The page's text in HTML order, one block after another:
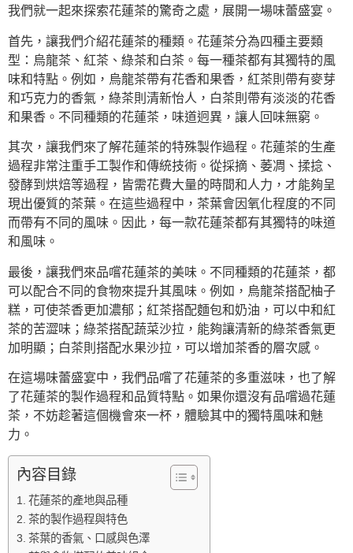
我們就一起來探索花蓮茶的驚奇之處，展開一場味蕾盛宴。
首先，讓我們介紹花蓮茶的種類。花蓮茶分為四種主要類
型：烏龍茶、紅茶、綠茶和白茶。每一種茶都有其獨特的風
味和特點。例如，烏龍茶帶有花香和果香，紅茶則帶有麥芽
和巧克力的香氣，綠茶則清新怡人，白茶則帶有淡淡的花香
和果香。不同種類的花蓮茶，味道迥異，讓人回味無窮。
其次，讓我們來了解花蓮茶的特殊製作過程。花蓮茶的生產
過程非常注重手工製作和傳統技術。從採摘、萎凋、揉捻、
發酵到烘焙等過程，皆需花費大量的時間和人力，才能夠呈
現出優質的茶葉。在這些過程中，茶葉會因氧化程度的不同
而帶有不同的風味。因此，每一款花蓮茶都有其獨特的味道
和風味。
最後，讓我們來品嚐花蓮茶的美味。不同種類的花蓮茶，都
可以配合不同的食物來提升其風味。例如，烏龍茶搭配柚子
糕，可使茶香更加濃郁；紅茶搭配麵包和奶油，可以中和紅
茶的苦澀味；綠茶搭配蔬菜沙拉，能夠讓清新的綠茶香氣更
加明顯；白茶則搭配水果沙拉，可以增加茶香的層次感。
在這場味蕾盛宴中，我們品嚐了花蓮茶的多重滋味，也了解
了花蓮茶的製作過程和品質特點。如果你還沒有品嚐過花蓮
茶，不妨趁著這個機會來一杯，體驗其中的獨特風味和魅
力。
內容目錄
花蓮茶的產地與品種
茶的製作過程與特色
茶葉的香氣、口感與色澤